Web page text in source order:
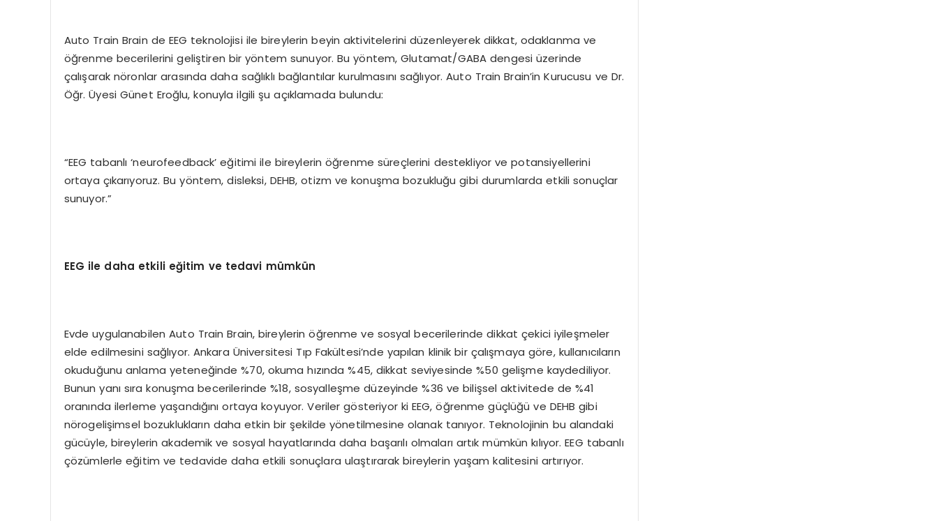
Auto Train Brain de EEG teknolojisi ile bireylerin beyin aktivitelerini düzenleyerek dikkat, odaklanma ve
öğrenme becerilerini geliştiren bir yöntem sunuyor. Bu yöntem, Glutamat/GABA dengesi üzerinde
çalışarak nöronlar arasında daha sağlıklı bağlantılar kurulmasını sağlıyor. Auto Train Brain’in Kurucusu ve Dr.
Öğr. Üyesi Günet Eroğlu, konuyla ilgili şu açıklamada bulundu:
“EEG tabanlı ‘neurofeedback’ eğitimi ile bireylerin öğrenme süreçlerini destekliyor ve potansiyellerini
ortaya çıkarıyoruz. Bu yöntem, disleksi, DEHB, otizm ve konuşma bozukluğu gibi durumlarda etkili sonuçlar
sunuyor.”
EEG ile daha etkili eğitim ve tedavi mümkün
Evde uygulanabilen Auto Train Brain, bireylerin öğrenme ve sosyal becerilerinde dikkat çekici iyileşmeler
elde edilmesini sağlıyor. Ankara Üniversitesi Tıp Fakültesi’nde yapılan klinik bir çalışmaya göre, kullanıcıların
okuduğunu anlama yeteneğinde %70, okuma hızında %45, dikkat seviyesinde %50 gelişme kaydediliyor.
Bunun yanı sıra konuşma becerilerinde %18, sosyalleşme düzeyinde %36 ve bilişsel aktivitede de %41
oranında ilerleme yaşandığını ortaya koyuyor. Veriler gösteriyor ki EEG, öğrenme güçlüğü ve DEHB gibi
nörogelişimsel bozuklukların daha etkin bir şekilde yönetilmesine olanak tanıyor. Teknolojinin bu alandaki
gücüyle, bireylerin akademik ve sosyal hayatlarında daha başarılı olmaları artık mümkün kılıyor. EEG tabanlı
çözümlerle eğitim ve tedavide daha etkili sonuçlara ulaştırarak bireylerin yaşam kalitesini artırıyor.